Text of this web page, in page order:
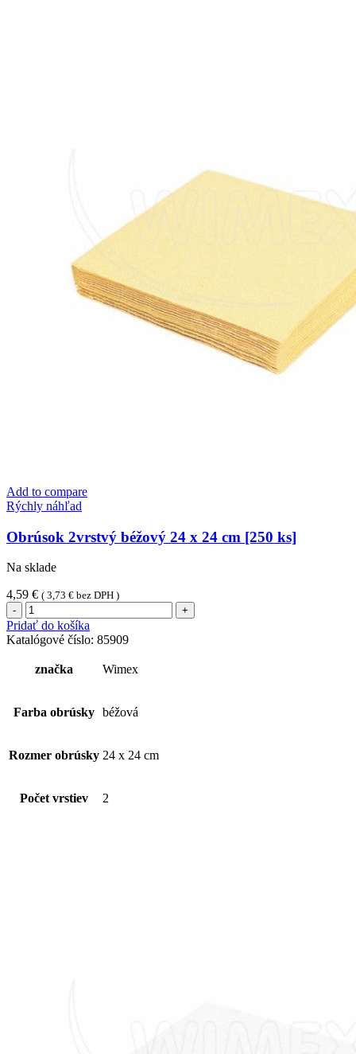
Add to compare
Rýchly náhľad
Obrúsok 2vrstvý béžový 24 x 24 cm [250 ks]
Na sklade
4,59 € ( 3,73 € bez DPH )
množstvo
Obrúsok
2vrstvý
béžový
24
cm
Pridať do košíka
Katalógové číslo: 85909
značka Wimex
Farba obrúsky béžová
Rozmer obrúsky 24 x 24 cm
Počet vrstiev 2